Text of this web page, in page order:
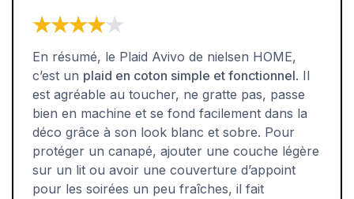
★★★★★
★★★★★
En résumé, le Plaid Avivo de nielsen HOME,
c’est un plaid en coton simple et fonctionnel. Il
est agréable au toucher, ne gratte pas, passe
bien en machine et se fond facilement dans la
déco grâce à son look blanc et sobre. Pour
protéger un canapé, ajouter une couche légère
sur un lit ou avoir une couverture d’appoint
pour les soirées un peu fraîches, il fait